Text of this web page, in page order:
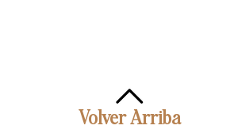
Volver Arriba